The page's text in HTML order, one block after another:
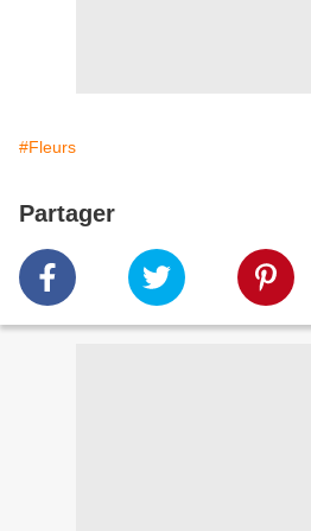
#Fleurs
Partager